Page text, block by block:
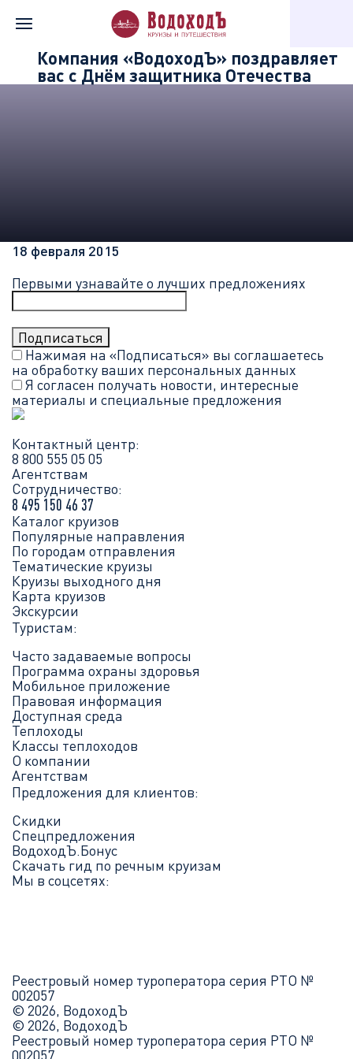
Главная Информация о компании Новости «Водохода»
Компания «ВодоходЪ» поздравляет
вас с Днём защитника Отечества
18 февраля 2015
Первыми узнавайте о лучших предложениях
Нажимая на «Подписаться» вы соглашаетесь
на обработку ваших персональных данных
Я согласен получать новости, интересные
материалы и специальные предложения
Контактный центр:
8 800 555 05 05
Агентствам
Сотрудничество:
8 495 150 46 37
Каталог круизов
Популярные направления
По городам отправления
Тематические круизы
Круизы выходного дня
Карта круизов
Экскурсии
Туристам:
Часто задаваемые вопросы
Программа охраны здоровья
Мобильное приложение
Правовая информация
Доступная среда
Теплоходы
Классы теплоходов
О компании
Агентствам
Предложения для клиентов:
Скидки
Спецпредложения
ВодоходЪ.Бонус
Скачать гид по речным круизам
Мы в соцсетях:
Реестровый номер туроператора серия РТО №
002057
© 2026, ВодоходЪ
© 2026, ВодоходЪ
Реестровый номер туроператора серия РТО №
002057